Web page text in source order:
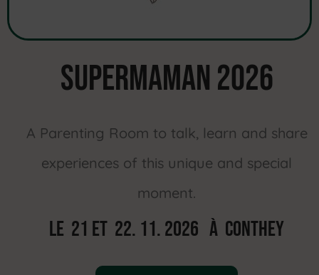
SUPERMAMAN 2026
A Parenting Room to talk, learn and share
experiences of this unique and special
moment.
Le 21 Et 22. 11. 2026 À CONTHEY